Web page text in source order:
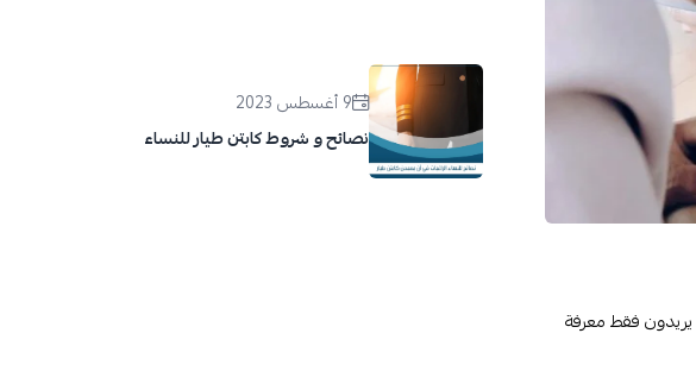
يريدون فقط معرفة
9 أغسطس 2023
نصائح و شروط كابتن طيار للنساء